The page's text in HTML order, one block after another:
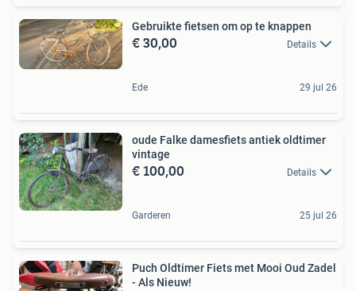
Gebruikte fietsen om op te knappen
€ 30,00 Details
Ede 29 jul 26
oude Falke damesfiets antiek oldtimer
vintage
€ 100,00 Details
Garderen 25 jul 26
Puch Oldtimer Fiets met Mooi Oud Zadel
- Als Nieuw!